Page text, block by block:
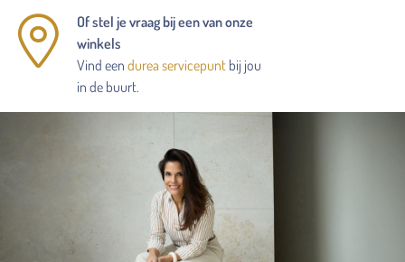
Of stel je vraag bij een van onze
winkels
Vind een durea servicepunt bij jou
in de buurt.